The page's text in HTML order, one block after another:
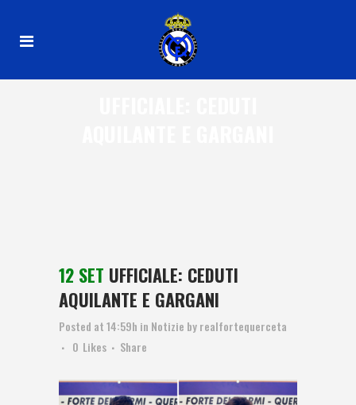
12 SET UFFICIALE: CEDUTI
AQUILANTE E GARGANI
Posted at 14:59h in Notizie byrealfortequerceta
0 Likes Share